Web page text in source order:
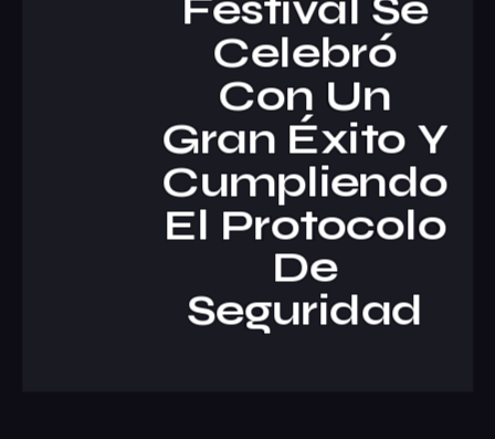
Festival Se
Celebró
Con Un
Gran Éxito Y
Cumpliendo
El Protocolo
De
Seguridad